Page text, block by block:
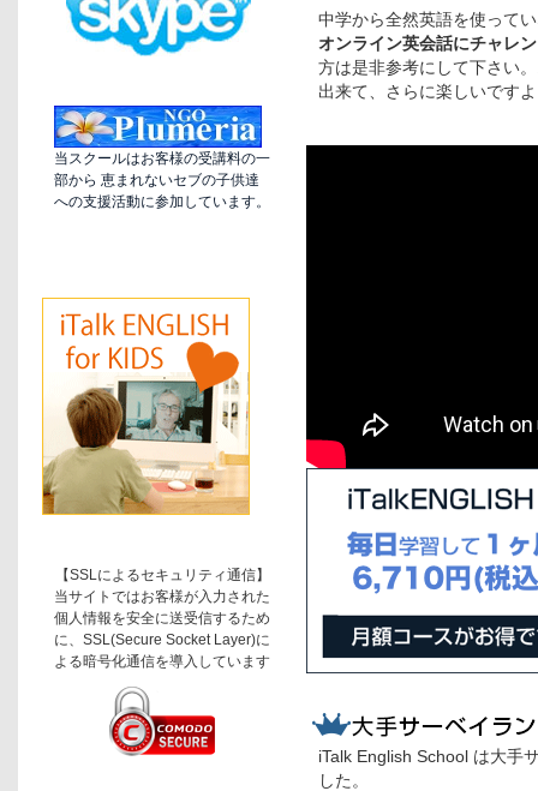
当スクールはお客様の受講料の一
部から 恵まれないセブの子供達
への支援活動に参加しています。
【SSLによるセキュリティ通信】
当サイトではお客様が入力された
個人情報を安全に送受信するため
に、SSL(Secure Socket Layer)に
よる暗号化通信を導入しています
中学から全然英語を使って
オンライン英会話にチャレ
方は是非参考にして下さい
出来て、さらに楽しいです
iTalk English School は大手
した。